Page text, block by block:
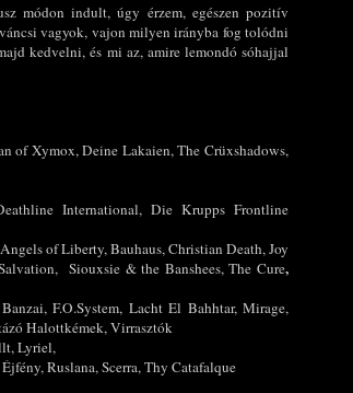
módon indult, úgy érzem, egészen pozitív
vagyok, vajon milyen irányba fog tolódni
kedvelni, és mi az, amire lemondó sóhajjal
of Xymox, Deine Lakaien, The Crüxshadows,
International, Die Krupps Frontline
Angels of Liberty, Bauhaus, Christian Death, Joy
Siouxsie & the Banshees, The Cure,
F.O.System, Lacht El Bahhtar, Mirage,
Halottkémek, Virrasztók
Lyriel,
Ruslana, Scerra, Thy Catafalque